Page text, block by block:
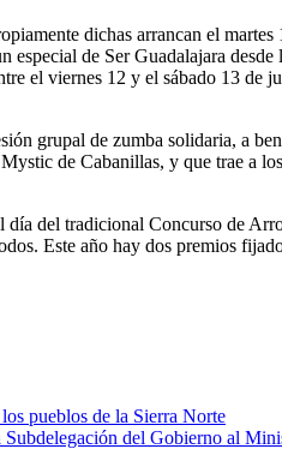
dichas arrancan el
especial de Ser Guadalajara
el viernes 12 y el sábado 13
grupal de zumba solidaria, a
de Cabanillas, y que trae a
del tradicional Concurso de
Este año hay dos premios
pueblos de la Sierra Norte
Subdelegación del Gobierno al